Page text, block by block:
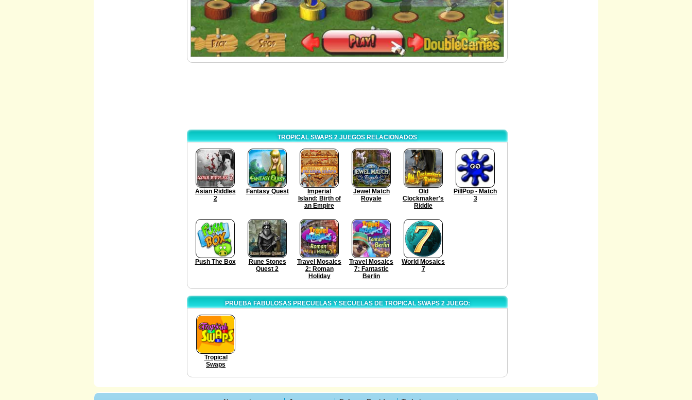
TROPICAL SWAPS 2 JUEGOS RELACIONADOS
Asian Riddles
2
Fantasy Quest
Imperial
Island: Birth of
an Empire
Jewel Match
Royale
Old
Clockmaker's
Riddle
PillPop - Match
3
Push The Box
Rune Stones
Quest 2
Travel Mosaics
2: Roman
Holiday
Travel Mosaics
7: Fantastic
Berlin
World Mosaics
7
PRUEBA FABULOSAS PRECUELAS Y SECUELAS DE TROPICAL SWAPS 2 JUEGO:
Tropical
Swaps